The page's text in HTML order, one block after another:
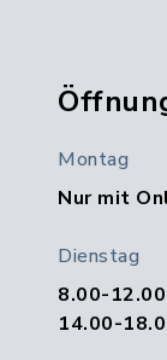
Montag
Nur mit
Dienstag
8.00-
14.00-